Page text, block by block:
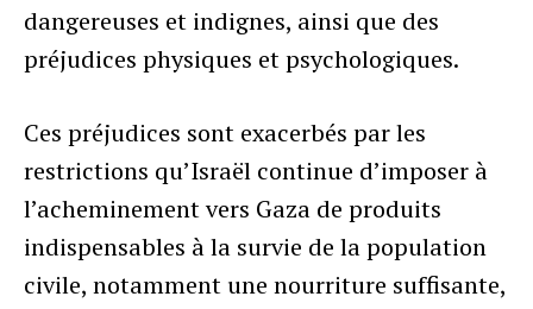
dangereuses et indignes, ainsi que des
préjudices physiques et psychologiques.
Ces préjudices sont exacerbés par les
restrictions qu’Israël continue d’imposer à
l’acheminement vers Gaza de produits
indispensables à la survie de la population
civile, notamment une nourriture suffisante,